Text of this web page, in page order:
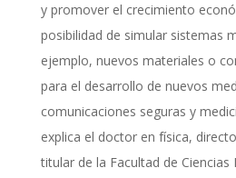
y promover el crecimiento
posibilidad de simular sistemas
ejemplo, nuevos materiales o
para el desarrollo de nuevos
comunicaciones seguras y
explica el doctor en física,
titular de la Facultad de Ciencias